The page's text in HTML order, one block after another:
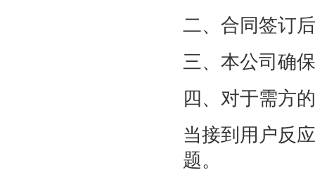
二、合同签订
三、本公司确
四、对于需方
当接到用户反
题。